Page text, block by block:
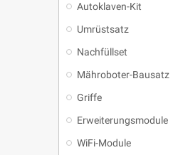
Autoklaven-Kit
Umrüstsatz
Nachfüllset
Mähroboter-Bausatz
Griffe
Erweiterungsmodule
WiFi-Module